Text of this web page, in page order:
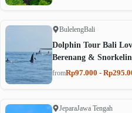
BulelengBali
Dolphin Tour Bali
Berenang &
fromRp97.000 -
JeparaJawa Tengah